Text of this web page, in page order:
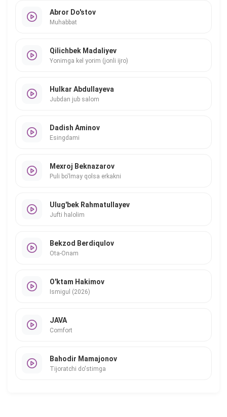
Abror Do'stov
Muhabbat
Qilichbek Madaliyev
Yonimga kel yorim (jonli ijro)
Hulkar Abdullayeva
Jubdan jub salom
Dadish Aminov
Esingdami
Mexroj Beknazarov
Puli bo'lmay qolsa erkakni
Ulug'bek Rahmatullayev
Jufti halolim
Bekzod Berdiqulov
Ota-Onam
O'ktam Hakimov
Ismigul (2026)
JAVA
Comfort
Bahodir Mamajonov
Tijoratchi do'stimga